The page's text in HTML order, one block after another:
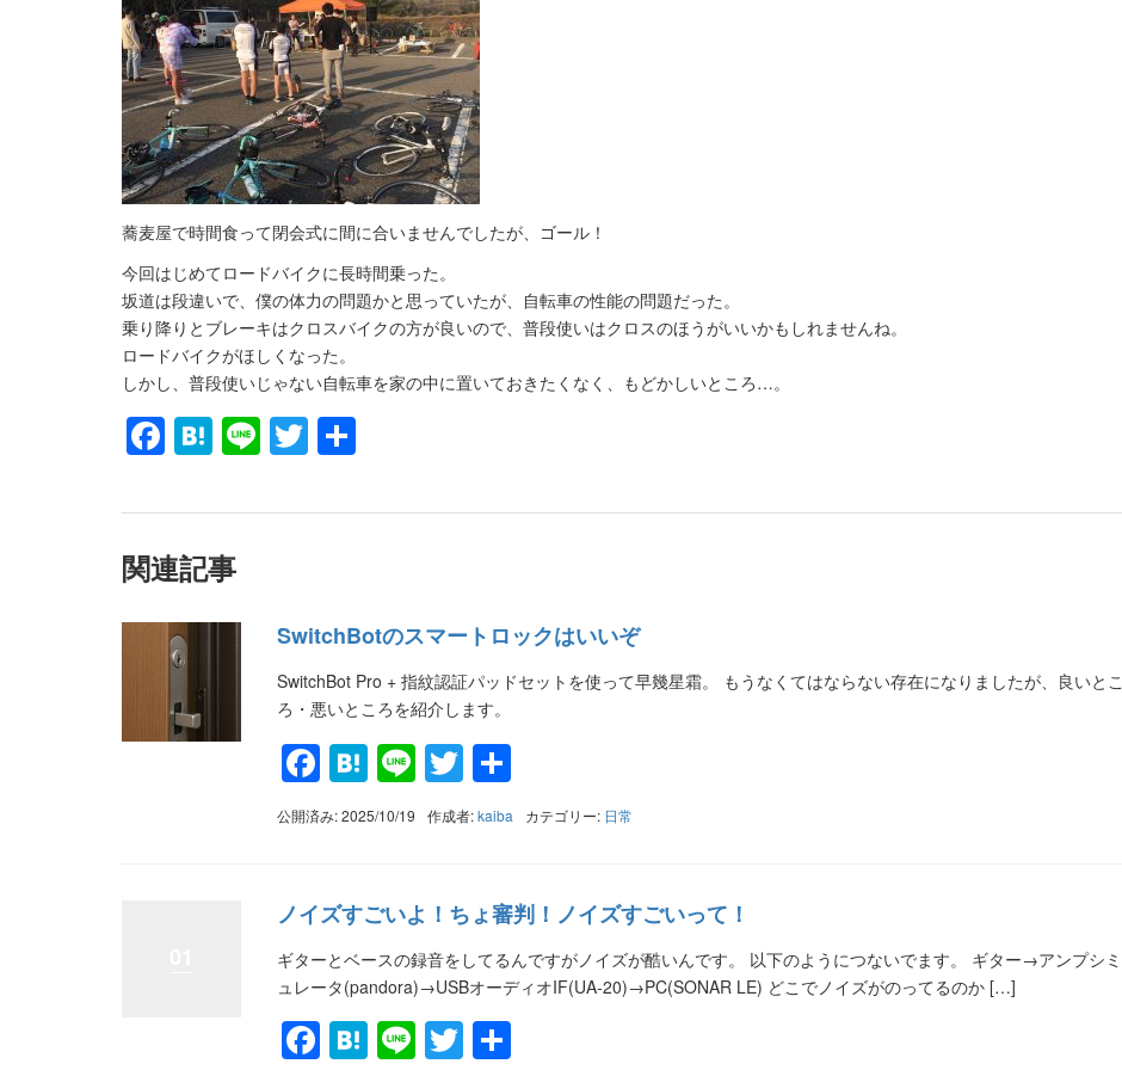
蕎麦屋で時間食って閉会式に間に合いませんでしたが、ゴール！
今回はじめてロードバイクに長時間乗った。
坂道は段違いで、僕の体力の問題かと思っていたが、自転車の性能の問題だった。
乗り降りとブレーキはクロスバイクの方が良いので、普段使いはクロスのほうがいいかもしれませんね。
ロードバイクがほしくなった。
しかし、普段使いじゃない自転車を家の中に置いておきたくなく、もどかしいところ…。
Facebook
Hatena
LineTwitter
関連記事
SwitchBotのスマートロックはいいぞ
SwitchBot Pro + 指紋認証パッドセットを使って早幾星霜。 もうなくてはならない存在になりましたが、良いとこ
ろ・悪いところを紹介します。
Facebook
Hatena
LineTwitter
有
公開済み: 2025/10/19 作成者:kaiba カテゴリー: 日常
ノイズすごいよ！ちょ審判！ノイズすごいって！
ギターとベースの録音をしてるんですがノイズが酷いんです。 以下のようにつないでます。 ギター→アンプシミ
ュレータ(pandora)→USBオーディオIF(UA-20)→PC(SONAR LE) どこでノイズがのってるのか […]
Facebook
Hatena
LineTwitter